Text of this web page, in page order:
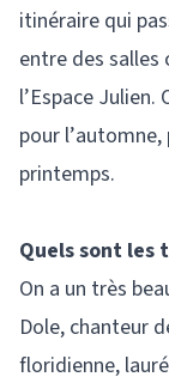
itinéraire qui
entre des salles
l’Espace
pour
printemps.
Quels sont les
On a un très
Dole, chanteur
floridienne,